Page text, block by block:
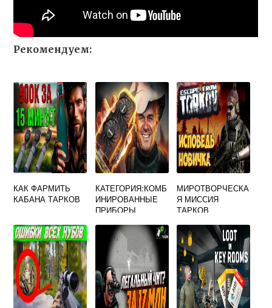
Рекомендуем:
КАК ФАРМИТЬ
КАБАНА ТАРКОВ
КАТЕГОРИЯ:КОМБ
ИНИРОВАННЫЕ
ПРИБОРЫ
TARKOV
МИРОТВОРЧЕСКА
Я МИССИЯ
ТАРКОВ